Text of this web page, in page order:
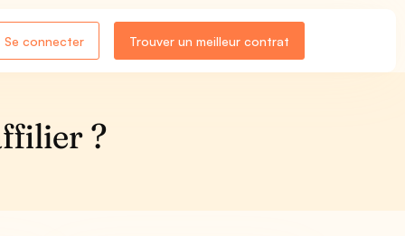
Se connecter Trouver un meilleur contrat
?